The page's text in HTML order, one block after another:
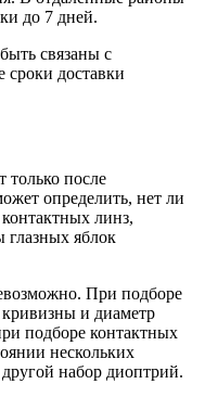
до 7 дней.
связаны с
сроки доставки
после
определить, нет ли
линз,
глазных яблок
При подборе
и диаметр
подборе контактных
нескольких
набор диоптрий.